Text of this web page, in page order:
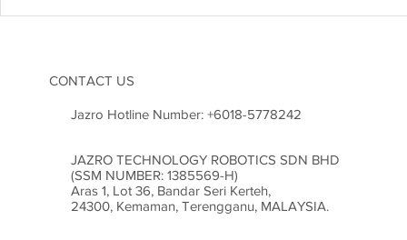
CONTACT US
Jazro Hotline Number: +6018-5778242
JAZRO TECHNOLOGY ROBOTICS SDN BHD
(SSM NUMBER: 1385569-H)
Aras 1, Lot 36, Bandar Seri Kerteh,
24300, Kemaman, Terengganu, MALAYSIA.